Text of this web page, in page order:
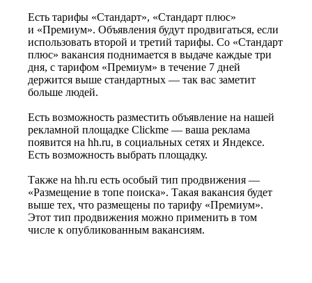
Есть тарифы «Стандарт», «Стандарт плюс»
и «Премиум». Объявления будут продвигаться, если
использовать второй и третий тарифы. Со «Стандарт
плюс» вакансия поднимается в выдаче каждые три
дня, с тарифом «Премиум» в течение 7 дней
держится выше стандартных — так вас заметит
больше людей.
Есть возможность разместить объявление на нашей
рекламной площадке Clickme — ваша реклама
появится на hh.ru, в социальных сетях и Яндексе.
Есть возможность выбрать площадку.
Также на hh.ru есть особый тип продвижения —
«Размещение в топе поиска». Такая вакансия будет
выше тех, что размещены по тарифу «Премиум».
Этот тип продвижения можно применить в том
числе к опубликованным вакансиям.